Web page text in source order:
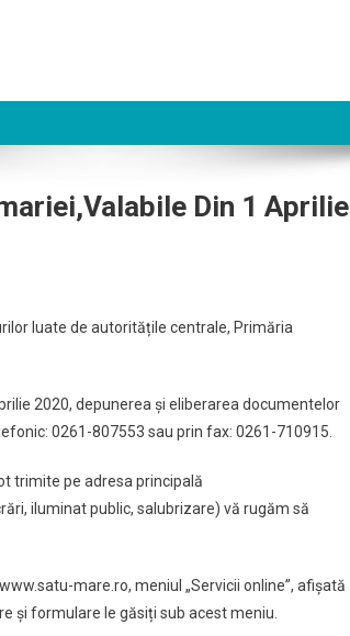
Din 1 Aprilie
luate de autoritățile centrale, Primăria
2020, depunerea și eliberarea documentelor
0261-807553 sau prin fax: 0261-710915.
trimite pe adresa principală
iluminat public, salubrizare) vă rugăm să
mare.ro, meniul „Servicii online”, afișată
și formulare le găsiți sub acest meniu.